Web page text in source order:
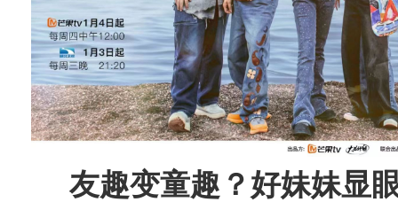
友趣变童趣？好妹妹显